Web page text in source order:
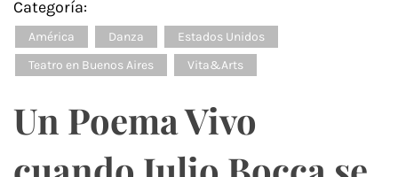
Categoría:
América Danza
Estados Unidos
Teatro en Buenos Aires
Vita&Arts
Un Poema Vivo